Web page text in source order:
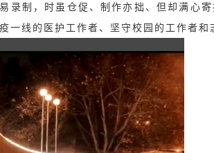
制，时虽仓促、制作亦拙、但却满心寄
线的医护工作者、坚守校园的工作者和